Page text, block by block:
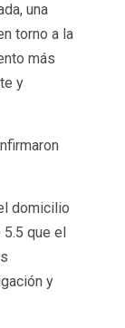
una
torno a la
más
y
domicilio
que el
y